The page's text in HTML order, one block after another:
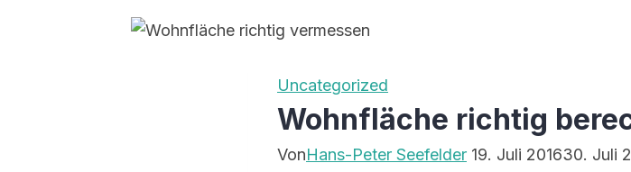
Uncategorized
Wohnfläche richtig
VonHans-Peter Seefelder 19. Juli 201630. Juli